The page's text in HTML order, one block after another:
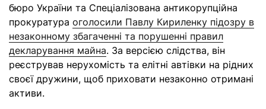
бюро України та Спеціалізована антикорупційна
прокуратура оголосили Павлу Кириленку підозру в
незаконному збагаченні та порушенні правил
декларування майна. За версією слідства, він
реєстрував нерухомість та елітні автівки на рідних
своєї дружини, щоб приховати незаконно отримані
активи.